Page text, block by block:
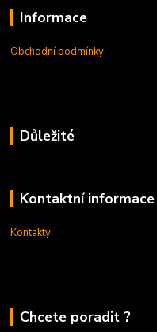
Informace
Obchodní podmínky
Důležité
Kontaktní informace
Kontakty
Chcete poradit ?